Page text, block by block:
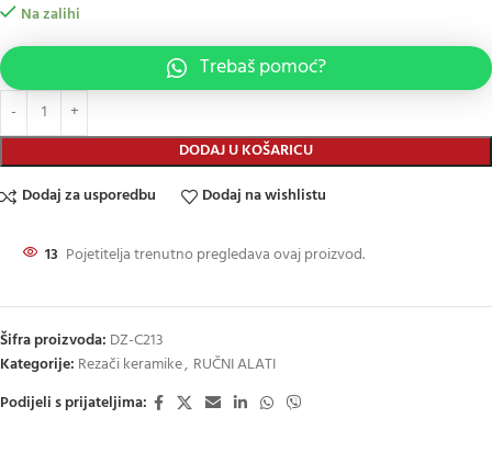
Na zalihi
DODAJ U KOŠARICU
Trebaš pomoć?
Dodaj za usporedbu Dodaj na wishlistu
13 Pojetitelja trenutno pregledava ovaj proizvod.
Šifra proizvoda: DZ-C213
Kategorije: Rezači keramike, RUČNI ALATI
Podijeli s prijateljima: